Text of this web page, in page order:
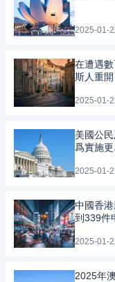
2025-01-
在遭遇
斯人重開
2025-01-
美國公
爲實施
2025-01-
中國香
到339件
2025-01-
2025年